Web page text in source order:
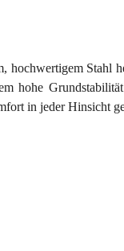
hochwertigem Stahl
hohe
in jeder Hinsicht